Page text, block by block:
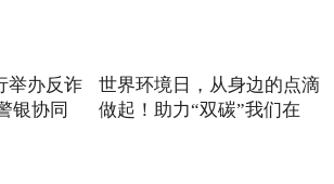
举办反诈
银协同
世界环境日，从身边的点滴
做起！助力“双碳”我们在